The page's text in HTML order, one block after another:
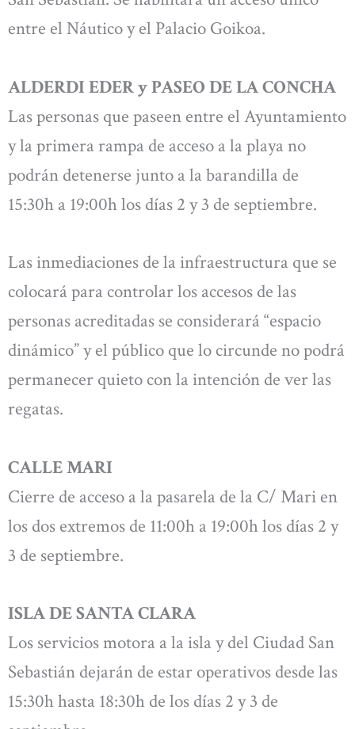
entre el Náutico y el Palacio Goikoa.
ALDERDI EDER y PASEO DE LA CONCHA
Las personas que paseen entre el Ayuntamiento
y la primera rampa de acceso a la playa no
podrán detenerse junto a la barandilla de
15:30h a 19:00h los días 2 y 3 de septiembre.
Las inmediaciones de la infraestructura que se
colocará para controlar los accesos de las
personas acreditadas se considerará “espacio
dinámico” y el público que lo circunde no podrá
permanecer quieto con la intención de ver las
regatas.
CALLE MARI
Cierre de acceso a la pasarela de la C/ Mari en
los dos extremos de 11:00h a 19:00h los días 2 y
3 de septiembre.
ISLA DE SANTA CLARA
Los servicios motora a la isla y del Ciudad San
Sebastián dejarán de estar operativos desde las
15:30h hasta 18:30h de los días 2 y 3 de